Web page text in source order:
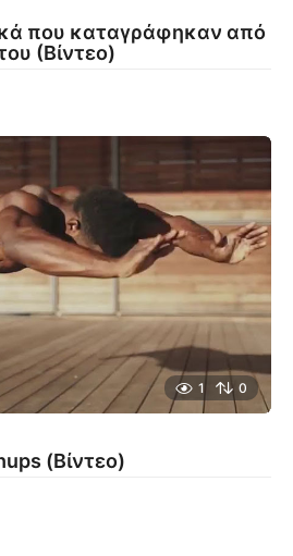
που καταγράφηκαν από
(Βίντεο)
1 0
(Βίντεο)